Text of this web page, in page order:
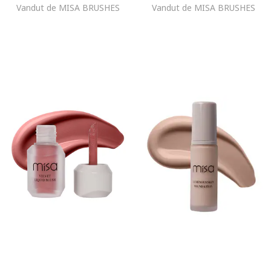
Vandut de MISA BRUSHES Vandut de MISA BRUSHES